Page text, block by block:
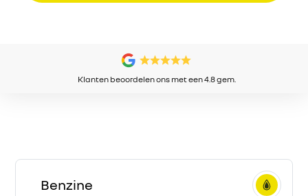
Klanten beoordelen ons met een 4.8 gem.
Benzine